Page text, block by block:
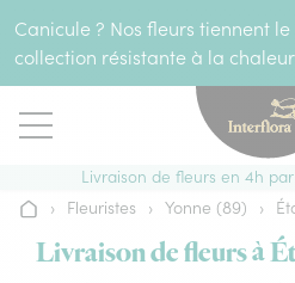
Canicule ? Nos fleurs tiennent
collection résistante à la chaleur
Livraison de fleurs en 4h
Accueil
› Fleuristes › Yonne (89) ›
Livraison de fleurs à